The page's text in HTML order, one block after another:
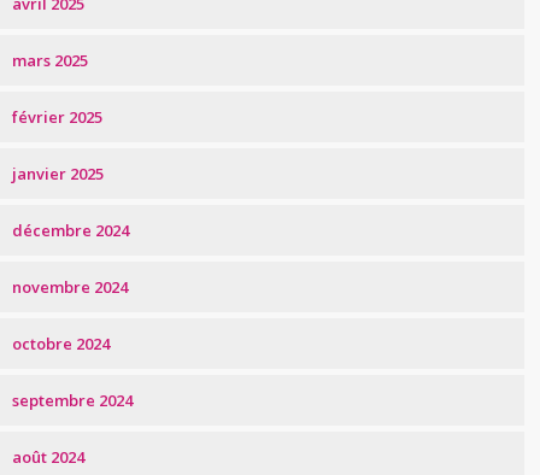
mars 2025
février 2025
janvier 2025
décembre 2024
novembre 2024
octobre 2024
septembre 2024
août 2024